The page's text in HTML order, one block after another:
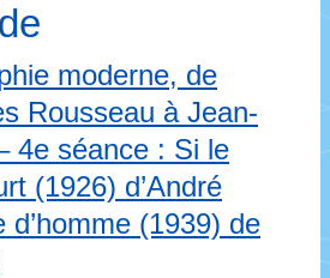
moderne, de
Rousseau à Jean-
4e séance : Si le
(1926) d’André
d’homme (1939) de